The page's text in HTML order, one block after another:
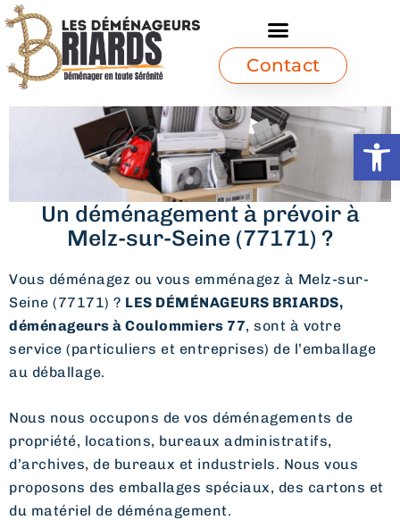
Ouvrir
Contact
Un déménagement à prévoir à
Melz-sur-Seine (77171) ?
Vous déménagez ou vous emménagez à Melz-sur-
Seine (77171) ? LES DÉMÉNAGEURS BRIARDS,
déménageurs à Coulommiers 77, sont à votre
service (particuliers et entreprises) de l’emballage
au déballage.
Nous nous occupons de vos déménagements de
propriété, locations, bureaux administratifs,
d’archives, de bureaux et industriels. Nous vous
proposons des emballages spéciaux, des cartons et
du matériel de déménagement.